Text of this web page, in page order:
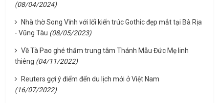
(08/04/2024)
Nhà thờ Song Vĩnh với lối kiến trúc Gothic đẹp mắt tại Bà Rịa
- Vũng Tàu (08/05/2023)
Về Tà Pao ghé thăm trung tâm Thánh Mẫu Đức Mẹ linh
thiêng (04/11/2022)
Reuters gợi ý điểm đến du lịch mới ở Việt Nam
(16/07/2022)